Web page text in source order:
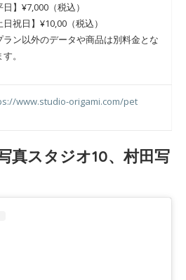
日】¥7,000（税込）
日祝日】¥10,00（税込）
ン以外のデータや商品は別料金とな
。
www.studio-origami.com/pet
真スタジオ10、村田写